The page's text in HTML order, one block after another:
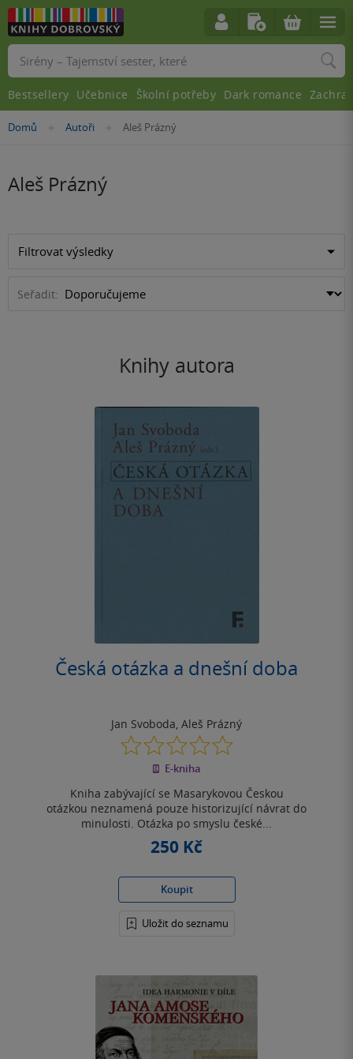
Nacházíte
Domů »Autoři »Aleš Prázný
Aleš Prázný
Filtrovat výsledky
Seřadit:
Knihy autora
Česká otázka a dnešní doba
Jan Svoboda, Aleš Prázný
0.0
z
5
E-kniha
Kniha zabývající se Masarykovou Českou
otázkou neznamená pouze historizující návrat do
minulosti. Otázka po smyslu české...
250 Kč
Koupit
Uložit do seznamu
Vyhledávání
Bestsellery Učebnice Školní potřeby Dark romance